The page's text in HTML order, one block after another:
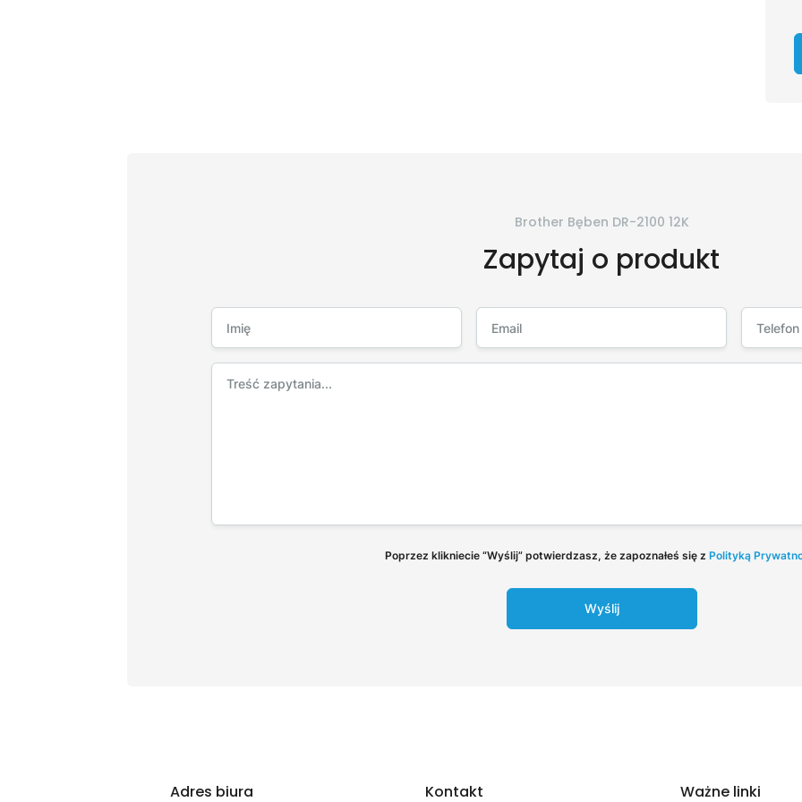
Brother Bęben DR-2100 12K
Zapytaj o produkt
Poprzez klikniecie “Wyślij” potwierdzasz, że zapoznałeś się z Polityką
Wyślij
Adres biura Kontakt Ważne linki